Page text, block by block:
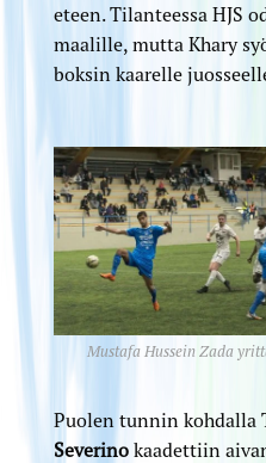
eteen. Tilanteessa HJS
maalille, mutta Khary
boksin kaarelle
Mustafa Hussein Zada
Puolen tunnin kohdalla
Severinokaadettiin